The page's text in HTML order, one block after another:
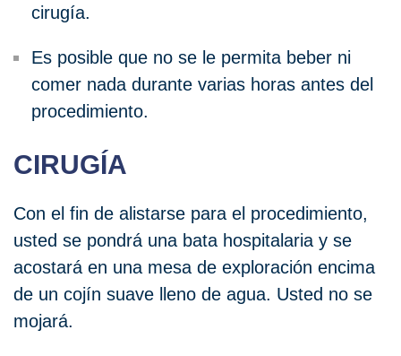
cirugía.
Es posible que no se le permita beber ni
comer nada durante varias horas antes del
procedimiento.
CIRUGÍA
Con el fin de alistarse para el procedimiento,
usted se pondrá una bata hospitalaria y se
acostará en una mesa de exploración encima
de un cojín suave lleno de agua. Usted no se
mojará.